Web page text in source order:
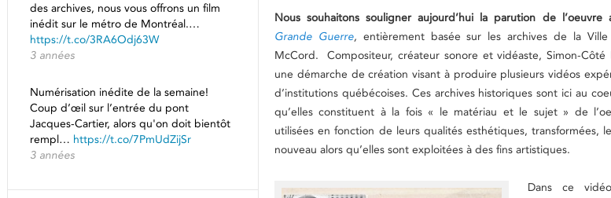
Nous souhaitons souligner aujourd’hui la parution de l’oeuvre
Grande Guerre, entièrement basée sur les archives de la
McCord. Compositeur, créateur sonore et vidéaste, Simon-
une démarche de création visant à produire plusieurs vidéos
d’institutions québécoises. Ces archives historiques sont ici au
qu’elles constituent à la fois « le matériau et le sujet » de
utilisées en fonction de leurs qualités esthétiques, transformées,
nouveau alors qu’elles sont exploitées à des fins artistiques.
Dans ce
des archives, nous vous offrons un film
inédit sur le métro de Montréal.…
https://t.co/3RA6Odj63W
3 années
Numérisation inédite de la semaine!
Coup d’œil sur l’entrée du pont
Jacques-Cartier, alors qu'on doit bientôt
rempl… https://t.co/7PmUdZijSr
3 années